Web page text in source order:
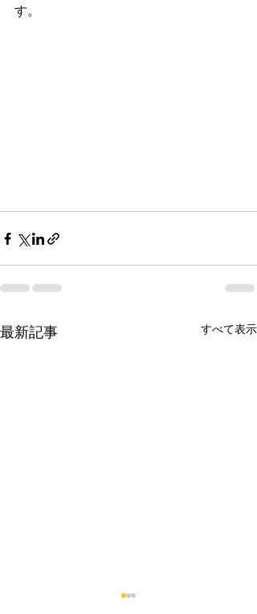
す。
最新記事 すべて表示